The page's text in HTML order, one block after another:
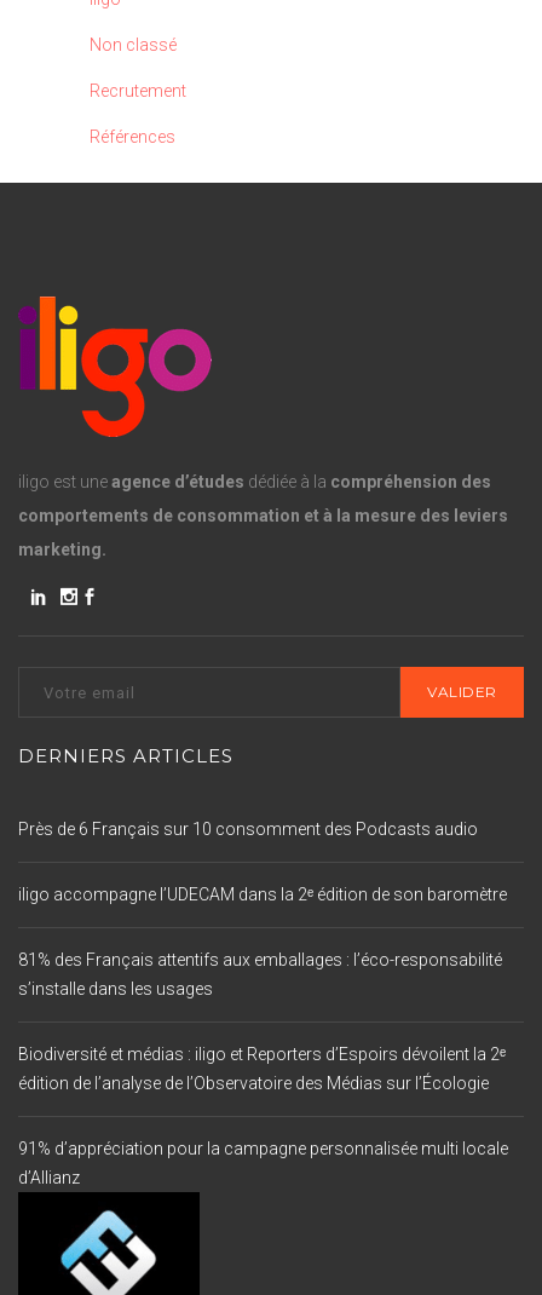
Non classé
Recrutement
Références
iligo est uneagence d’études dédiée à la compréhension des
comportements de consommation et à la mesure des leviers
marketing.
DERNIERS ARTICLES
Près de 6 Français sur 10 consomment des Podcasts audio
iligo accompagne l’UDECAM dans la 2ᵉ édition de son baromètre
81% des Français attentifs aux emballages : l’éco-responsabilité
s’installe dans les usages
Biodiversité et médias : iligo et Reporters d’Espoirs dévoilent la 2ᵉ
édition de l’analyse de l’Observatoire des Médias sur l’Écologie
91% d’appréciation pour la campagne personnalisée multi locale
d’Allianz